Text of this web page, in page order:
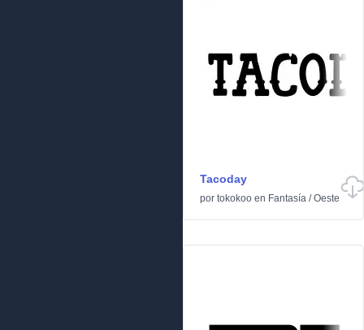
Tacoday
por tokokoo en Fantasía /Oeste